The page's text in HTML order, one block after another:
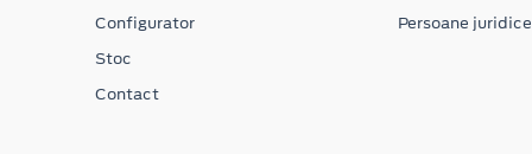
Configurator
Stoc
Contact
Persoane juridice